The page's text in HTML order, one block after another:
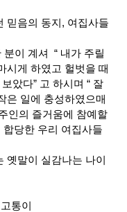
믿음의 동지, 여집사들
이 계셔 “ 내가 주릴
시게 하였고 헐벗을 때
았다” 고 하시며 “ 잘
은 일에 충성하였으매
인의 즐거움에 참예할
합당한 우리 여집사들
옛말이 실감나는 나이
통이